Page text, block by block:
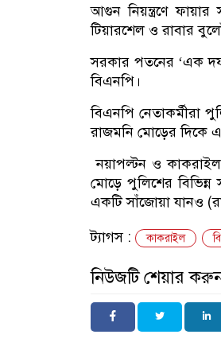
আগুন নিয়ন্ত্রণে ফায়ার
টিয়ারশেল ও রাবার
সরকার পতনের ‘এক
বিএনপি।
বিএনপি নেতাকর্মীরা
রাজমনি মোড়ের দিকে
নয়াপল্টন ও
মোড়ে পুলিশের
একটি সাঁজোয়া যানও
ট্যাগস :
কাকরাইল
নিউজটি শেয়ার